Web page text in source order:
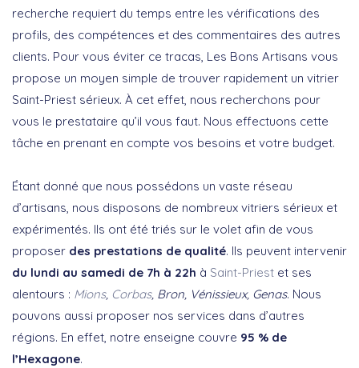
recherche requiert du temps entre les vérifications des
profils, des compétences et des commentaires des autres
clients. Pour vous éviter ce tracas, Les Bons Artisans vous
propose un moyen simple de trouver rapidement un vitrier
Saint-Priest sérieux. À cet effet, nous recherchons pour
vous le prestataire qu’il vous faut. Nous effectuons cette
tâche en prenant en compte vos besoins et votre budget.
Étant donné que nous possédons un vaste réseau
d’artisans, nous disposons de nombreux vitriers sérieux et
expérimentés. Ils ont été triés sur le volet afin de vous
proposer des prestations de qualité. Ils peuvent intervenir
du lundi au samedi de 7h à 22h à Saint-Priest et ses
alentours : Mions, Corbas, Bron, Vénissieux, Genas. Nous
pouvons aussi proposer nos services dans d’autres
régions. En effet, notre enseigne couvre 95 % de
l’Hexagone.